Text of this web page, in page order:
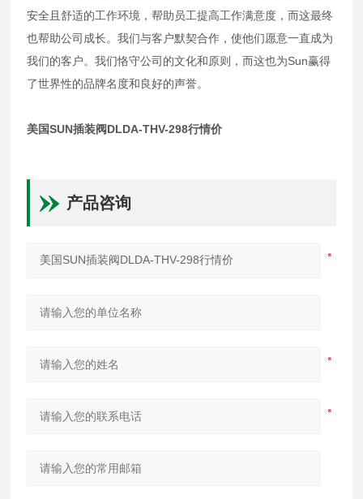
安全且舒适的工作环境，帮助员工提高工作满意度，而这最终
也帮助公司成长。我们与客户默契合作，使他们愿意一直成为
我们的客户。我们恪守公司的文化和原则，而这也为Sun赢得
了世界性的品牌名度和良好的声誉。
美国SUN插装阀DLDA-THV-298行情价
产品咨询